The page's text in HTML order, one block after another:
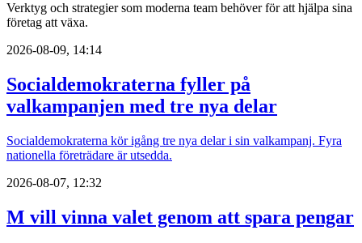
Verktyg och strategier som moderna team behöver för att hjälpa sina
företag att växa.
2026-08-09, 14:14
Socialdemokraterna fyller på
valkampanjen med tre nya delar
Socialdemokraterna kör igång tre nya delar i sin valkampanj. Fyra
nationella företrädare är utsedda.
2026-08-07, 12:32
M vill vinna valet genom att spara pengar